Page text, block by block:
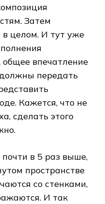
Затем
в целом. И тут уже
впечатление
передать
Кажется, что не
сделать этого
почти в 5 раз выше,
пространстве
со стенками,
И так